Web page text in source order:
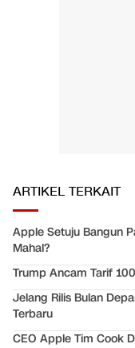
ARTIKEL TERKAIT
Apple Setuju Bangun
Mahal?
Trump Ancam Tarif
Jelang Rilis Bulan
Terbaru
CEO Apple Tim Cook